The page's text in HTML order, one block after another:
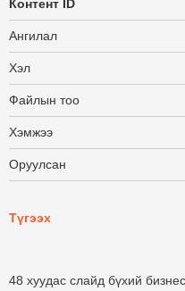
Контент ID
Ангилал
Хэл
Файлын тоо
Хэмжээ
Оруулсан
Түгээх
48 хуудас слайд бүхий